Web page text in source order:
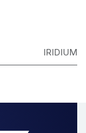
IRIDIUM